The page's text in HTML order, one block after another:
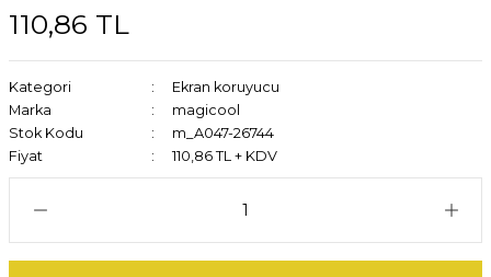
110,86 TL
Kategori
Ekran koruyucu
Marka
magicool
Stok Kodu
m_A047-26744
Fiyat
110,86 TL + KDV